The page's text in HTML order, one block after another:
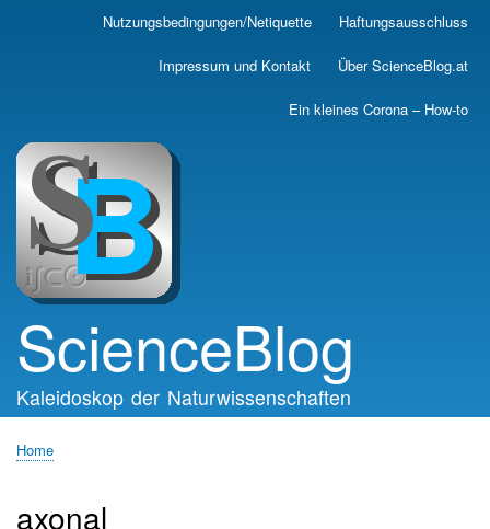
Skip
main
Nutzungsbedingungen/Netiquette Haftungsausschluss
Impressum und Kontakt Über ScienceBlog.at
Ein kleines Corona – How-to
ScienceBlog
Kaleidoskop der Naturwissenschaften
Home
axonal